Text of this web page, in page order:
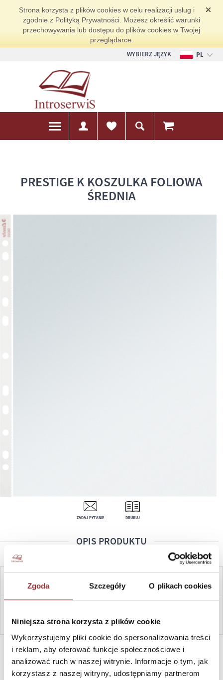
Zgoda Szczegóły O plikach cookies
Niniejsza strona korzysta z plików cookie
Wykorzystujemy pliki cookie do spersonalizowania treści
i reklam, aby oferować funkcje społecznościowe i
analizować ruch w naszej witrynie. Informacje o tym, jak
korzystasz z naszej witryny, udostępniamy partnerom
Strona korzysta z plików cookies w celu realizacji usług i
zgodnie z Polityką Prywatności. Możesz określić warunki
przechowywania lub dostępu do plików cookies w Twojej
przeglądarce.
WYBIERZ JĘZYK
PL
PRESTIGE K KOSZULKA FOLIOWA
ŚREDNIA
ZADAJ PYTANIE DRUKUJ
OPIS PRODUKTU
CENA OD:1,00
381 865